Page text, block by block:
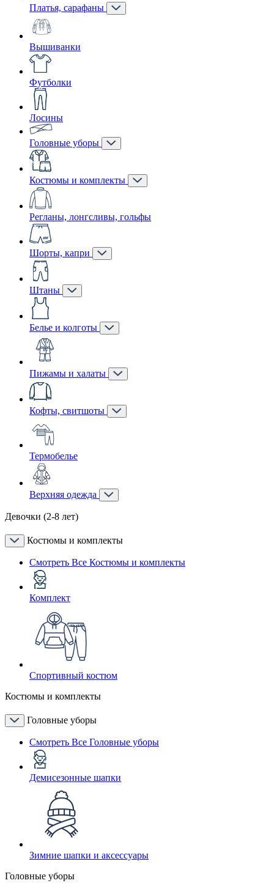
Платья, сарафаны
Вышиванки
Футболки
Лосины
Головные уборы
Костюмы и комплекты
Регланы, лонгсливы, гольфы
Шорты, капри
Штаны
Белье и колготы
Пижамы и халаты
Кофты, свитшоты
Термобелье
Верхняя одежда
Девочки (2-8 лет)
Костюмы и комплекты
Смотреть Все Костюмы и комплекты
Комплект
Спортивный костюм
Костюмы и комплекты
Головные уборы
Смотреть Все Головные уборы
Демисезонные шапки
Зимние шапки и аксессуары
Головные уборы